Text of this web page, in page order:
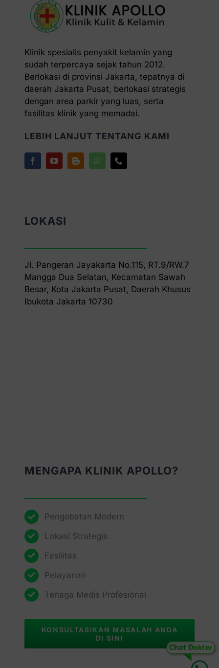
Klinik spesialis penyakit kelamin yang
sudah terpercaya sejak tahun 2012.
Berlokasi di provinsi Jakarta, tepatnya di
daerah Jakarta Pusat, berlokasi strategis
dengan area parkir yang luas, serta
fasilitas klinik yang memadai.
LEBIH LANJUT TENTANG KAMI
LOKASI
Jl. Pangeran Jayakarta No.115, RT.9/RW.7
Mangga Dua Selatan, Kecamatan Sawah
Besar, Kota Jakarta Pusat, Daerah Khusus
Ibukota Jakarta 10730
MENGAPA KLINIK APOLLO?
Pengobatan Modern
Lokasi Strategis
Fasilitas
Pelayanan
Tenaga Medis Profesional
KONSULTASIKAN MASALAH ANDA
DI SINI
Chat Dokter